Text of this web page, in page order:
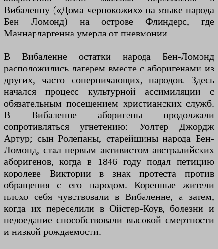
Вибаленну («Дома чернокожих» на языке народа
Бен Ломонд) на острове Флиндерс, где
Маннарларгенна умерла от пневмонии.
В Вибаленне остатки народа Бен-Ломонд
расположились лагерем вместе с аборигенами из
других, часто соперничающих, народов. Здесь
начался процесс культурной ассимиляции с
обязательным посещением христианских служб.
В Вибаленне аборигены продолжали
сопротивляться угнетению: Уолтер Джордж
Артур; сын Ролепаны, старейшины народа Бен-
Ломонд, стал первым активистом австралийских
аборигенов, когда в 1846 году подал петицию
королеве Виктории в знак протеста против
обращения с его народом. Коренные жители
плохо себя чувствовали в Вибаленне, а затем,
когда их переселили в Ойстер-Коув, болезни и
недоедание способствовали высокой смертности
и низкой рождаемости.